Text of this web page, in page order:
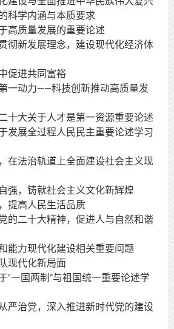
学内涵与本质要求
质量发展的重要论述
新发展理念，建设现代化经济体
进共同富裕
动力——科技创新推动高质量发
大关于人才是第一资源重要论述
展全过程人民民主重要论述学习
法治轨道上全面建设社会主义现
，铸就社会主义文化新辉煌
高人民生活品质
二十大精神，促进人与自然和谐
力现代化建设相关重要问题
代化新局面
国两制”与祖国统一重要论述学
治党，深入推进新时代党的建设